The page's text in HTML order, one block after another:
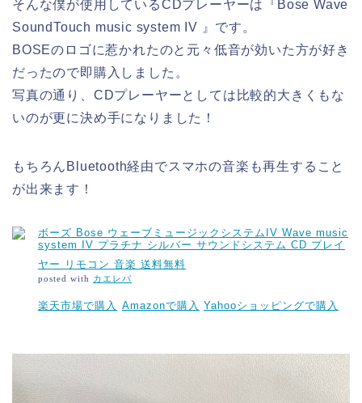
そんな僕が使用しているCDプレーヤーは『Bose Wave
SoundTouch music system IV 』です。
BOSEのロゴに惹かれたのと元々低音が効いた方が好き
だったので即購入しました。
写真の通り、CDプレーヤーとしては比較的大きくもな
いのが更に決め手になりました！
もちろんBluetooth経由でスマホの音楽も再生すること
が出来ます！
ボーズ Bose ウェーブミュージックシステムIV Wave music
system IV プラチナ シルバー サウンドシステム CD プレイ
ヤー リモコン 音楽 送料無料
posted with カエレバ
楽天市場で購入 Amazonで購入 Yahooショッピングで購入